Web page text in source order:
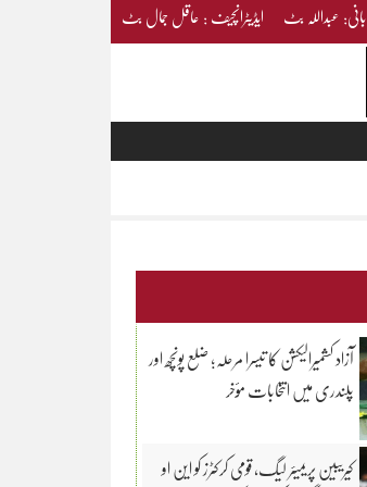
بانی: عبداللہ بٹ ایڈیٹرانچیف : عاقل جمال بٹ
آزاد کشمیرالیکشن کا تیسرا مرحلہ؛ ضلع پونچھ اور
پلندری میں انتخابات مؤخر
کیریبین پریمیئر لیگ، قومی کرکٹرز کو این او